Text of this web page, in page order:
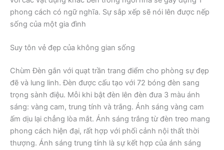
phong cách có ngữ nghĩa. Sự sắp xếp sẽ nói lên được nếp
sống của một gia đình
Suy tôn vẻ đẹp của không gian sống
Chùm Đèn gắn với quạt trần trang điểm cho phòng sự đẹp
đẽ và lung linh. Đèn được cấu tạo với 72 bóng đèn sang
trọng sành điệu. Mỗi khi bật đèn lên đèn đưa 3 màu ánh
sáng: vàng cam, trung tính và trắng. Ánh sáng vàng cam
ấm dịu lại chẳng lòa mắt. Ánh sáng trắng từ đèn treo mang
phong cách hiện đại, rất hợp với phối cảnh nội thất thời
thượng. Ánh sáng trung tính là sự kết hợp của ánh sáng